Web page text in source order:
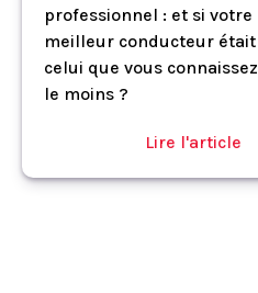
professionnel : et si votre
meilleur conducteur était
celui que vous connaissez
le moins ?
Lire l'article